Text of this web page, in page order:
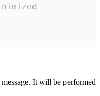
It will be performed